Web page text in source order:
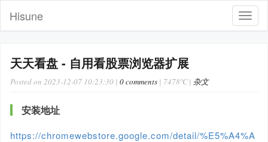
Hisune
天天看盘 - 自用看股票浏览器扩展
Posted on 2023-12-07 10:23:30 | 0 comments | 7478℃ | 杂文
安装地址
https://chromewebstore.google.com/detail/%E5%A4%A